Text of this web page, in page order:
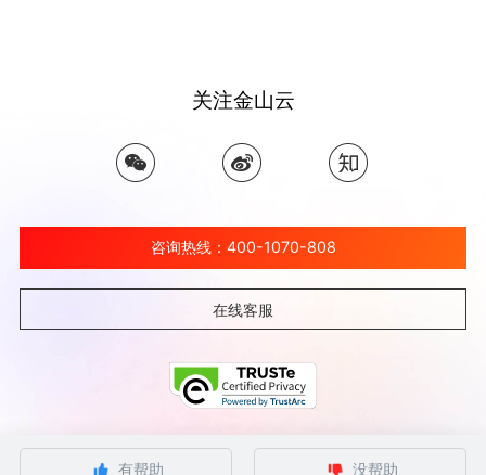
有帮助 没帮助
关注金山云
咨询热线：400-1070-808
在线客服
©北京金山云网络技术有限公司 2026 Ksyun All Rights Reserved Kingsoft Corp.